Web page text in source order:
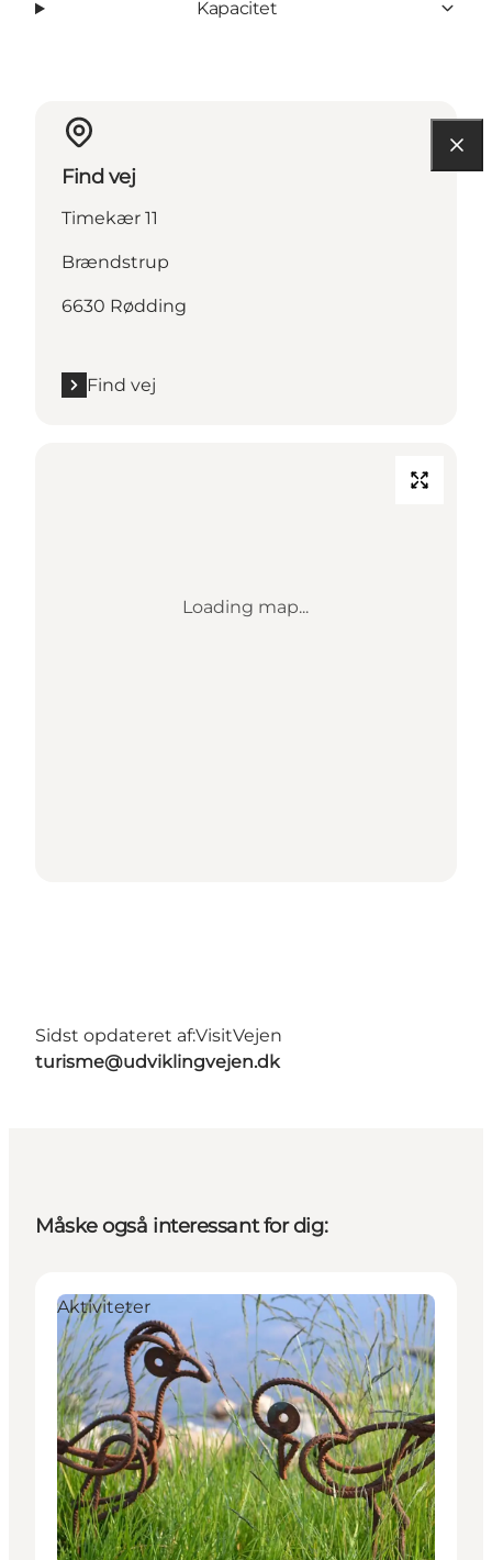
Kapacitet
Find vej
Timekær 11
Brændstrup
6630 Rødding
Find vej
Loading map...
Sidst opdateret af:VisitVejen
turisme@udviklingvejen.dk
Måske også interessant for dig:
Aktiviteter